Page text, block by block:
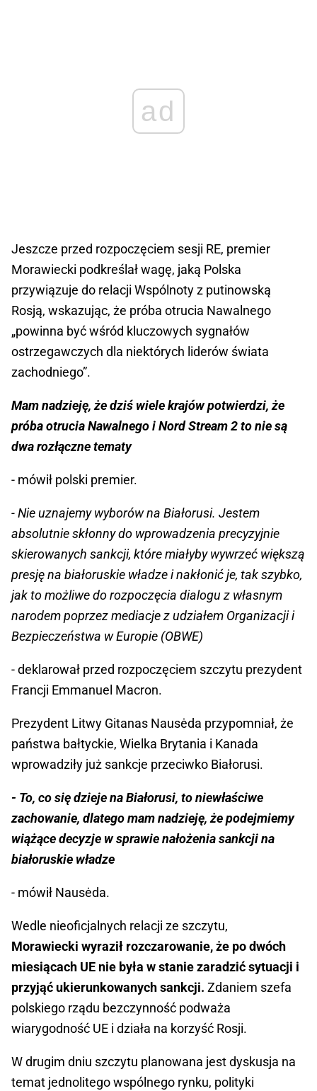
ad
Jeszcze przed rozpoczęciem sesji RE, premier
Morawiecki podkreślał wagę, jaką Polska
przywiązuje do relacji Wspólnoty z putinowską
Rosją, wskazując, że próba otrucia Nawalnego
„powinna być wśród kluczowych sygnałów
ostrzegawczych dla niektórych liderów świata
zachodniego”.
Mam nadzieję, że dziś wiele krajów potwierdzi, że
próba otrucia Nawalnego i Nord Stream 2 to nie są
dwa rozłączne tematy
- mówił polski premier.
- Nie uznajemy wyborów na Białorusi. Jestem
absolutnie skłonny do wprowadzenia precyzyjnie
skierowanych sankcji, które miałyby wywrzeć większą
presję na białoruskie władze i nakłonić je, tak szybko,
jak to możliwe do rozpoczęcia dialogu z własnym
narodem poprzez mediacje z udziałem Organizacji i
Bezpieczeństwa w Europie (OBWE)
- deklarował przed rozpoczęciem szczytu prezydent
Francji Emmanuel Macron.
Prezydent Litwy Gitanas Nausėda przypomniał, że
państwa bałtyckie, Wielka Brytania i Kanada
wprowadziły już sankcje przeciwko Białorusi.
- To, co się dzieje na Białorusi, to niewłaściwe
zachowanie, dlatego mam nadzieję, że podejmiemy
wiążące decyzje w sprawie nałożenia sankcji na
białoruskie władze
- mówił Nausėda.
Wedle nieoficjalnych relacji ze szczytu,
Morawiecki wyraził rozczarowanie, że po dwóch
miesiącach UE nie była w stanie zaradzić sytuacji i
przyjąć ukierunkowanych sankcji. Zdaniem szefa
polskiego rządu bezczynność podważa
wiarygodność UE i działa na korzyść Rosji.
W drugim dniu szczytu planowana jest dyskusja na
temat jednolitego wspólnego rynku, polityki